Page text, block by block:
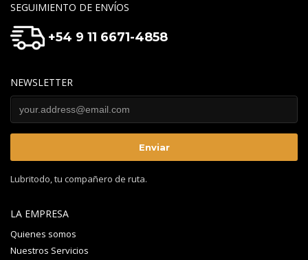
SEGUIMIENTO DE ENVÍOS
+54 9 11 6671-4858
NEWSLETTER
Lubritodo, tu compañero de ruta.
LA EMPRESA
Quienes somos
Nuestros Servicios